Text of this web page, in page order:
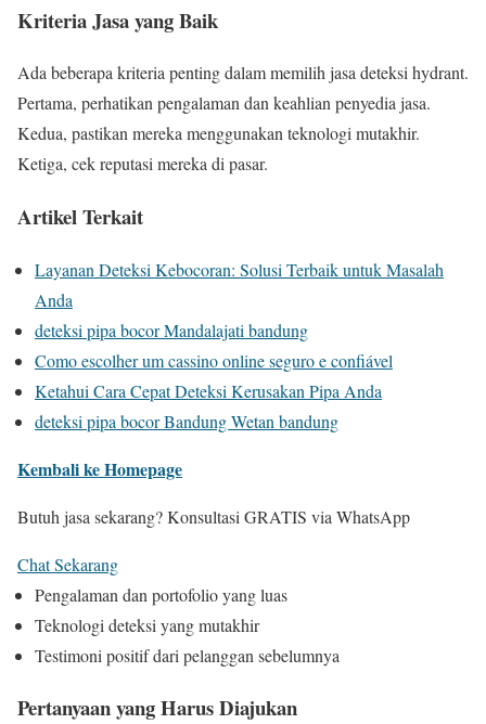
Kriteria Jasa yang Baik
Ada beberapa kriteria penting dalam memilih jasa deteksi hydrant.
Pertama, perhatikan pengalaman dan keahlian penyedia jasa.
Kedua, pastikan mereka menggunakan teknologi mutakhir.
Ketiga, cek reputasi mereka di pasar.
Artikel Terkait
Layanan Deteksi Kebocoran: Solusi Terbaik untuk Masalah
Anda
deteksi pipa bocor Mandalajati bandung
Como escolher um cassino online seguro e confiável
Ketahui Cara Cepat Deteksi Kerusakan Pipa Anda
deteksi pipa bocor Bandung Wetan bandung
Kembali ke Homepage
Butuh jasa sekarang? Konsultasi GRATIS via WhatsApp
Chat Sekarang
Pengalaman dan portofolio yang luas
Teknologi deteksi yang mutakhir
Testimoni positif dari pelanggan sebelumnya
Pertanyaan yang Harus Diajukan